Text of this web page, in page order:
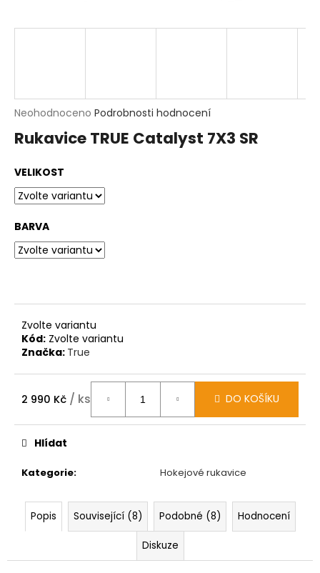
Průměrné
produktu
0,0
z
5
hvězdiček.
Neohodnoceno Podrobnosti hodnocení
Rukavice TRUE Catalyst 7X3 SR
VELIKOST
BARVA
Zvolte variantu
Kód: Zvolte variantu
Značka: True
2 990 Kč / ks
cena:
DO KOŠÍKU
Kategorie: Hokejové rukavice
Hlídat
Popis Související (8) Podobné (8) Hodnocení
Diskuze
D
o
p
o
u
č
u
e
m
e